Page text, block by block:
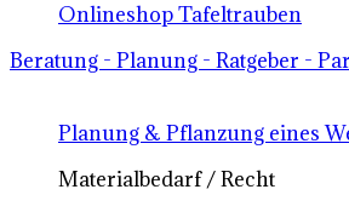
Onlineshop Tafeltrauben
Beratung - Planung - Ratgeber -
Planung & Pflanzung eines
Materialbedarf / Recht